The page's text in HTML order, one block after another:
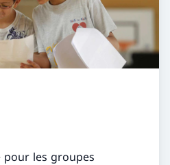
pour les groupes